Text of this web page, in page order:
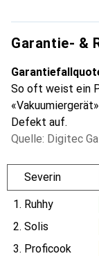
Garantie- &
So oft weist ein
Defekt auf.
Quelle: Digitec
Severin
1. Ruhhy
2. Solis
3. Proficook